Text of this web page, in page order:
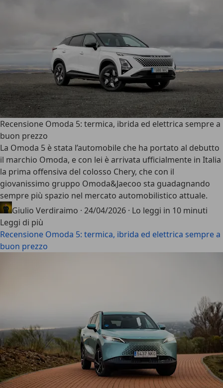
Recensione Omoda 5: termica, ibrida ed elettrica sempre a
buon prezzo
La Omoda 5 è stata l’automobile che ha portato al debutto
il marchio Omoda, e con lei è arrivata ufficialmente in Italia
la prima offensiva del colosso Chery, che con il
giovanissimo gruppo Omoda&Jaecoo sta guadagnando
sempre più spazio nel mercato automobilistico attuale.
Giulio Verdiraimo · 24/04/2026 · Lo leggi in 10 minuti
Leggi di più
Recensione Omoda 5: termica, ibrida ed elettrica sempre a
buon prezzo